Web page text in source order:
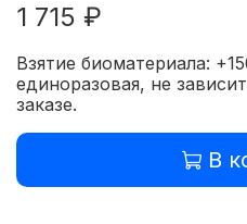
1 715 ₽
Взятие биоматериала:
единоразовая, не
заказе.
В